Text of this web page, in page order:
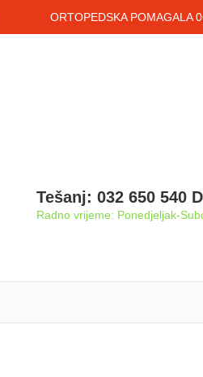
ORTOPEDSKA POMAGALA
Tešanj: 032 650 540
Radno vrijeme: Ponedjeljak-